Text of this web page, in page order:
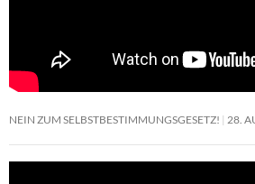
NEIN ZUM SELBSTBESTIMMUNGSGESETZ! 28.